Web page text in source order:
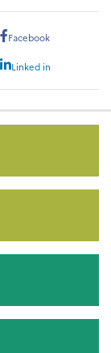
Facebook
Linked in